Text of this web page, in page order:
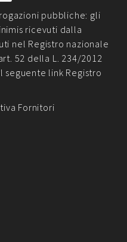
pubbliche: gli
ricevuti dalla
nel Registro nazionale
52 della L. 234/2012
seguente link Registro
Fornitori